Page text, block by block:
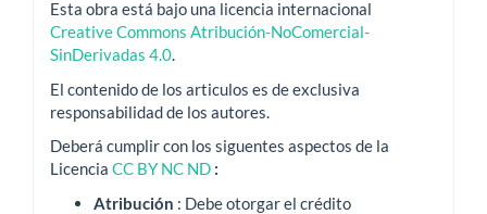
Esta obra está bajo una licencia internacional
Creative Commons Atribución-NoComercial-
SinDerivadas 4.0.
El contenido de los articulos es de exclusiva
responsabilidad de los autores.
Deberá cumplir con los siguentes aspectos de la
Licencia CC BY NC ND :
Atribución : Debe otorgar el crédito